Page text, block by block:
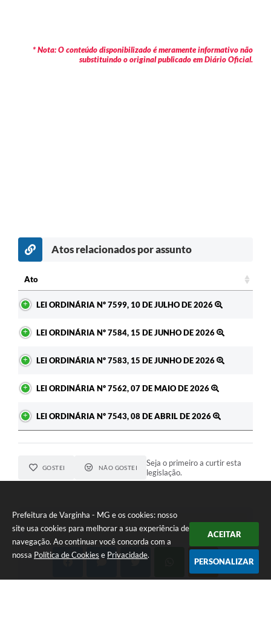
Prefeitura de Varginha - MG e os cookies: nosso
site usa cookies para melhorar a sua experiência de
navegação. Ao continuar você concorda com a
nossa Política de Cookies e Privacidade.
ACEITAR
PERSONALIZAR
* Nota: O conteúdo disponibilizado é meramente informativo não
substituindo o original publicado em Diário Oficial.
Atos relacionados por assunto
Ato
LEI ORDINÁRIA Nº 7599, 10 DE JULHO DE 2026
LEI ORDINÁRIA Nº 7584, 15 DE JUNHO DE 2026
LEI ORDINÁRIA Nº 7583, 15 DE JUNHO DE 2026
LEI ORDINÁRIA Nº 7562, 07 DE MAIO DE 2026
LEI ORDINÁRIA Nº 7543, 08 DE ABRIL DE 2026
GOSTEI NÃO GOSTEI
Seja o primeiro a curtir esta
legislação.
COMPARTILHAR